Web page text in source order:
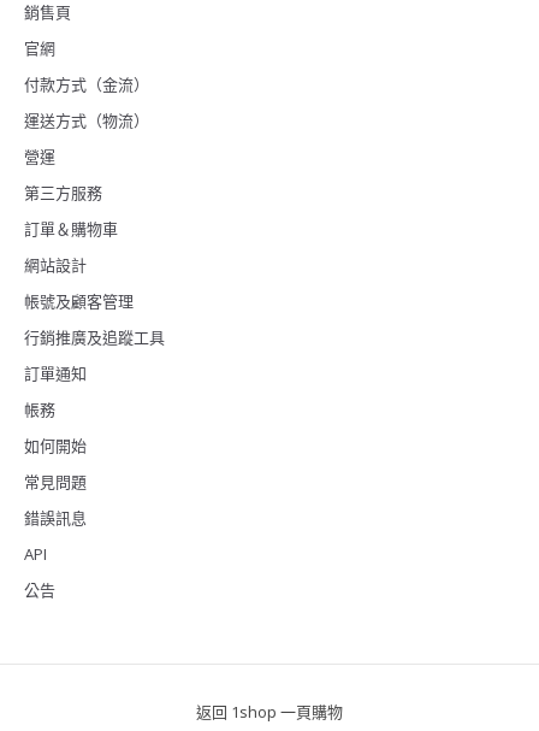
銷售頁
官網
付款方式（金流）
運送方式（物流）
營運
第三方服務
訂單＆購物車
網站設計
帳號及顧客管理
行銷推廣及追蹤工具
訂單通知
帳務
如何開始
常見問題
錯誤訊息
API
公告
返回 1shop 一頁購物